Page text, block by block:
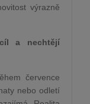
výrazně
a nechtějí
července
nebo odletí